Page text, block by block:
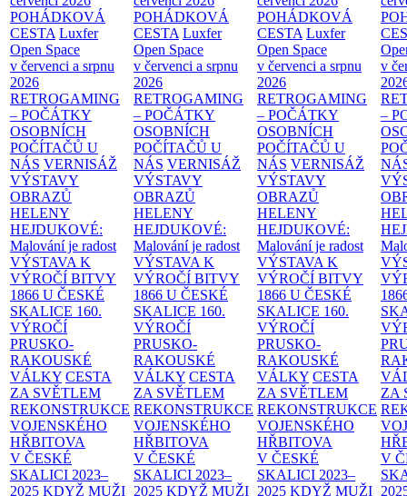
POHÁDKOVÁ
CESTA Luxfer
Open Space
v červenci a srpnu
2026
RETROGAMING
– POČÁTKY
OSOBNÍCH
POČÍTAČŮ U
NÁS VERNISÁŽ
VÝSTAVY
OBRAZŮ
HELENY
HEJDUKOVÉ:
Malování je radost
VÝSTAVA K
VÝROČÍ BITVY
1866 U ČESKÉ
SKALICE 160.
VÝROČÍ
PRUSKO-
RAKOUSKÉ
VÁLKY CESTA
ZA SVĚTLEM
REKONSTRUKCE
VOJENSKÉHO
HŘBITOVA
V ČESKÉ
SKALICI 2023–
2025 KDYŽ MUŽI
POHÁDKOVÁ
CESTA Luxfer
Open Space
v červenci a srpnu
2026
RETROGAMING
– POČÁTKY
OSOBNÍCH
POČÍTAČŮ U
NÁS VERNISÁŽ
VÝSTAVY
OBRAZŮ
HELENY
HEJDUKOVÉ:
Malování je radost
VÝSTAVA K
VÝROČÍ BITVY
1866 U ČESKÉ
SKALICE 160.
VÝROČÍ
PRUSKO-
RAKOUSKÉ
VÁLKY CESTA
ZA SVĚTLEM
REKONSTRUKCE
VOJENSKÉHO
HŘBITOVA
V ČESKÉ
SKALICI 2023–
2025 KDYŽ MUŽI
POHÁDKOVÁ
CESTA Luxfer
Open Space
v červenci a srpnu
2026
RETROGAMING
– POČÁTKY
OSOBNÍCH
POČÍTAČŮ U
NÁS VERNISÁŽ
VÝSTAVY
OBRAZŮ
HELENY
HEJDUKOVÉ:
Malování je radost
VÝSTAVA K
VÝROČÍ BITVY
1866 U ČESKÉ
SKALICE 160.
VÝROČÍ
PRUSKO-
RAKOUSKÉ
VÁLKY CESTA
ZA SVĚTLEM
REKONSTRUKCE
VOJENSKÉHO
HŘBITOVA
V ČESKÉ
SKALICI 2023–
2025 KDYŽ MUŽI
v
–
ZA
V